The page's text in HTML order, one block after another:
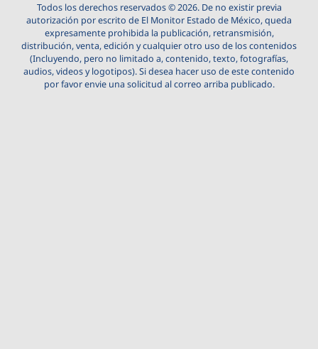
Todos los derechos reservados © 2026. De no existir previa
autorización por escrito de El Monitor Estado de México, queda
expresamente prohibida la publicación, retransmisión,
distribución, venta, edición y cualquier otro uso de los contenidos
(Incluyendo, pero no limitado a, contenido, texto, fotografías,
audios, videos y logotipos). Si desea hacer uso de este contenido
por favor envie una solicitud al correo arriba publicado.